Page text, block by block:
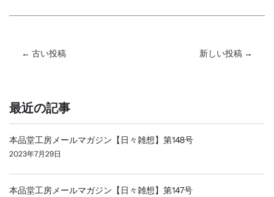
← 古い投稿 新しい投稿 →
最近の記事
本品堂工房メールマガジン【日々雑想】第148号
2023年7月29日
本品堂工房メールマガジン【日々雑想】第147号